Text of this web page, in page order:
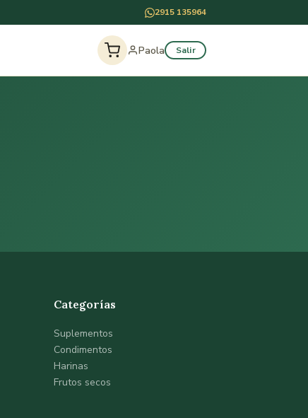
2915 135964
Paola Salir
Categorías
Suplementos
Condimentos
Harinas
Frutos secos